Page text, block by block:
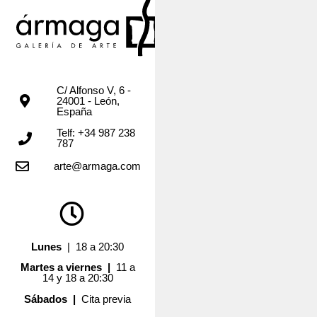
C/ Alfonso V, 6 -
24001 - León,
España
Telf: +34 987 238
787
arte@armaga.com
Lunes | 18 a 20:30
Martes a viernes | 11 a
14 y 18 a 20:30
Sábados |Cita previa